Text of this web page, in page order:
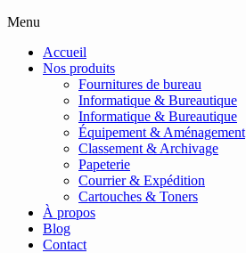
Menu
Accueil
Nos produits
Fournitures de bureau
Informatique & Bureautique
Informatique & Bureautique
Équipement & Aménagement
Classement & Archivage
Papeterie
Courrier & Expédition
Cartouches & Toners
À propos
Blog
Contact